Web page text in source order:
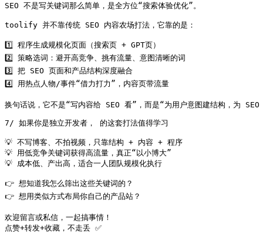
SEO 不是写关键词那么简单，是全方位“搜索体验优化”。
toolify 并不靠传统 SEO 内容农场打法，它靠的是：
1️⃣ 程序生成规模化页面（搜索页 + GPT页）
2️⃣ 策略选词：避开高竞争、挑有流量、意图清晰的词
3️⃣ 把 SEO 页面和产品结构深度融合
4️⃣ 用热点人物/事件“借力打力”，内容页带流量
换句话说，它不是“写内容给 SEO 看”，而是“为用户意图建结构，为
7/ 如果你是独立开发者， 的这套打法值得学习
💡 不写博客、不拍视频，只靠结构 + 内容 + 程序
💡 用低竞争关键词获得高流量，真正“以小博大”
💡 成本低、产出高，适合一人团队规模化执行
👉 想知道我怎么筛出这些关键词的？
👉 想用类似方式布局你自己的产品站？
欢迎留言或私信，一起搞事情！
点赞+转发+收藏，不走丢 ✅